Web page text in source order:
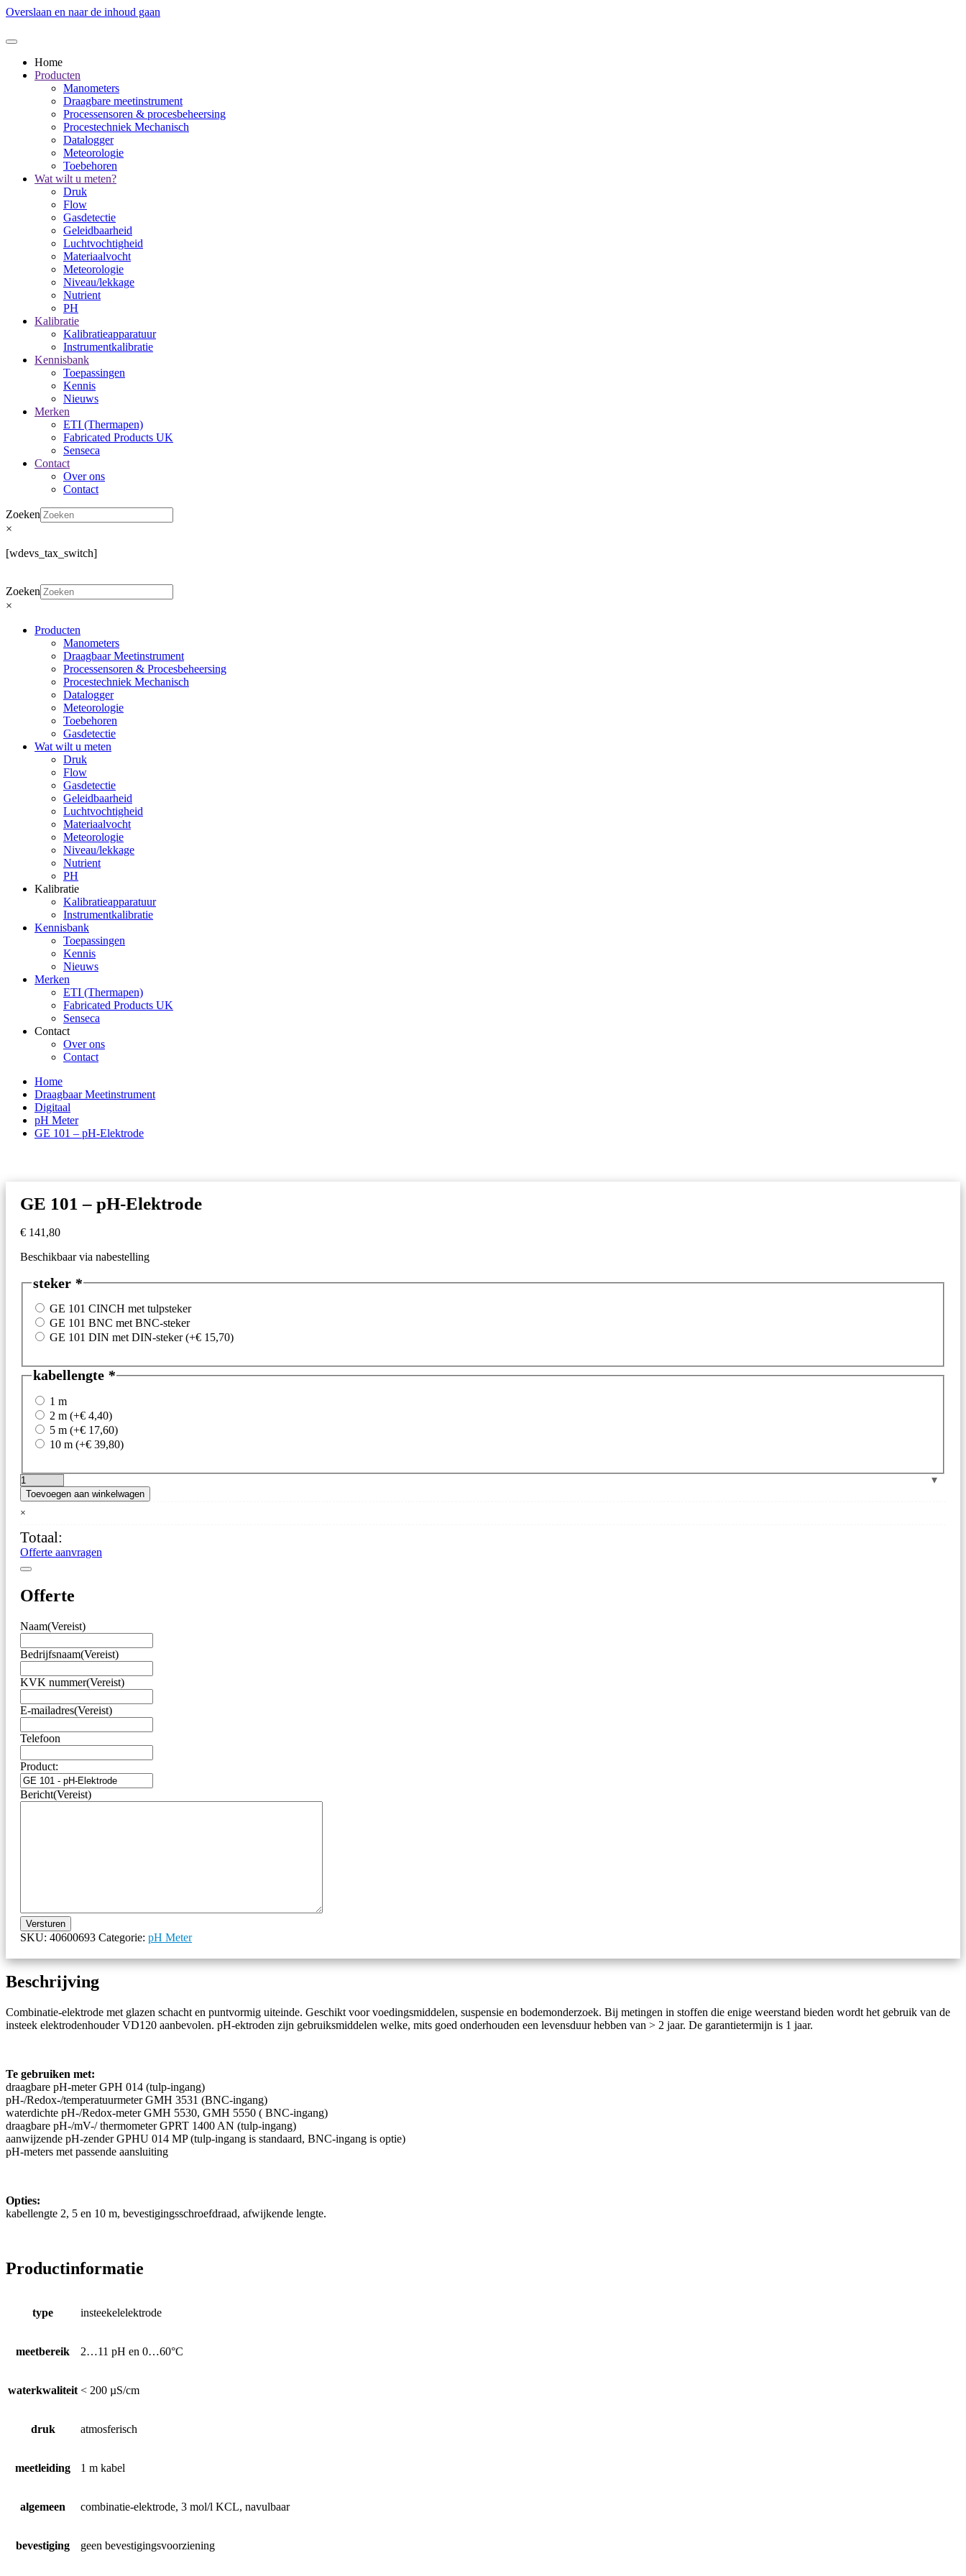
Overslaan en naar de inhoud gaan
Home
Producten
Manometers
Draagbare meetinstrument
Processensoren & procesbeheersing
Procestechniek Mechanisch
Datalogger
Meteorologie
Toebehoren
Wat wilt u meten?
Druk
Flow
Gasdetectie
Geleidbaarheid
Luchtvochtigheid
Materiaalvocht
Meteorologie
Niveau/lekkage
Nutrient
PH
Kalibratie
Kalibratieapparatuur
Instrumentkalibratie
Kennisbank
Toepassingen
Kennis
Nieuws
Merken
ETI (Thermapen)
Fabricated Products UK
Senseca
Contact
Over ons
Contact
Zoeken
×
[wdevs_tax_switch]
Zoeken
×
Producten
Manometers
Draagbaar Meetinstrument
Processensoren & Procesbeheersing
Procestechniek Mechanisch
Datalogger
Meteorologie
Toebehoren
Gasdetectie
Wat wilt u meten
Druk
Flow
Gasdetectie
Geleidbaarheid
Luchtvochtigheid
Materiaalvocht
Meteorologie
Niveau/lekkage
Nutrient
PH
Kalibratie
Kalibratieapparatuur
Instrumentkalibratie
Kennisbank
Toepassingen
Kennis
Nieuws
Merken
ETI (Thermapen)
Fabricated Products UK
Senseca
Contact
Over ons
Contact
Home
Draagbaar Meetinstrument
Digitaal
pH Meter
GE 101 – pH-Elektrode
GE 101 – pH-Elektrode
€ 141,80
Beschikbaar via nabestelling
steker *
GE 101 CINCH met tulpsteker
GE 101 BNC met BNC-steker
GE 101 DIN met DIN-steker(+€ 15,70)
kabellengte *
1 m
2 m (+€ 4,40)
5 m (+€ 17,60)
10 m (+€ 39,80)
GE
101
–
Elektrode
aantal
Toevoegen aan winkelwagen
×
Totaal:
Offerte aanvragen
Offerte
Naam(Vereist)
Bedrijfsnaam(Vereist)
KVK nummer(Vereist)
E-mailadres(Vereist)
Telefoon
Product:
Bericht(Vereist)
Versturen
SKU: 40600693 Categorie: pH Meter
Beschrijving
Combinatie-elektrode met glazen schacht en puntvormig uiteinde. Geschikt voor voedingsmiddelen, suspensie en bodemonderzoek. Bij metingen in stoffen die enige weerstand bieden wordt het gebruik van de
insteek elektrodenhouder VD120 aanbevolen. pH-ektroden zijn gebruiksmiddelen welke, mits goed onderhouden een levensduur hebben van > 2 jaar. De garantietermijn is 1 jaar.
Te gebruiken met:
draagbare pH-meter GPH 014 (tulp-ingang)
pH-/Redox-/temperatuurmeter GMH 3531 (BNC-ingang)
waterdichte pH-/Redox-meter GMH 5530, GMH 5550 ( BNC-ingang)
draagbare pH-/mV-/ thermometer GPRT 1400 AN (tulp-ingang)
aanwijzende pH-zender GPHU 014 MP (tulp-ingang is standaard, BNC-ingang is optie)
pH-meters met passende aansluiting
Opties:
kabellengte 2, 5 en 10 m, bevestigingsschroefdraad, afwijkende lengte.
Productinformatie
type insteekelelektrode
meetbereik 2…11 pH en 0…60°C
waterkwaliteit < 200 µS/cm
druk atmosferisch
meetleiding 1 m kabel
algemeen combinatie-elektrode, 3 mol/l KCL, navulbaar
bevestiging geen bevestigingsvoorziening